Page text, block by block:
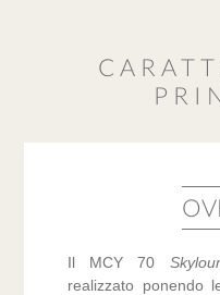
Il MCY 70
realizzato ponendo